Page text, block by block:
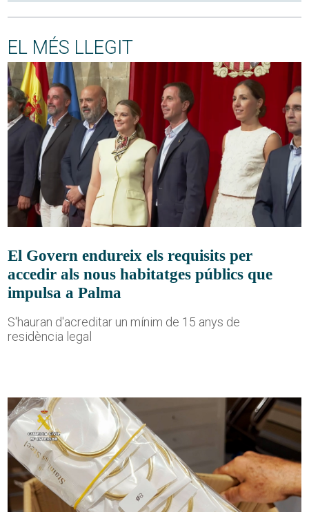
EL MÉS LLEGIT
El Govern endureix els requisits per
accedir als nous habitatges públics que
impulsa a Palma
S'hauran d'acreditar un mínim de 15 anys de
residència legal